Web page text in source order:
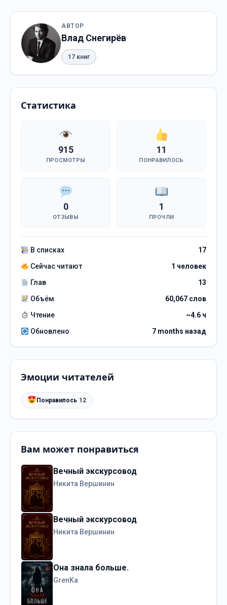
АВТОР
Влад Снегирёв
17 книг
Статистика
915
ПРОСМОТРЫ
11
ПОНРАВИЛОСЬ
0
ОТЗЫВЫ
1
ПРОЧЛИ
В списках
17
Сейчас читают
1 человек
Глав
13
Объём
60,067 слов
Чтение
~4.6 ч
Обновлено
7 months назад
Эмоции читателей
Понравилось 12
Вам может понравиться
Вечный экскурсовод
Никита Вершинин
Вечный экскурсовод
Никита Вершинин
Она знала больше.
GrenKa